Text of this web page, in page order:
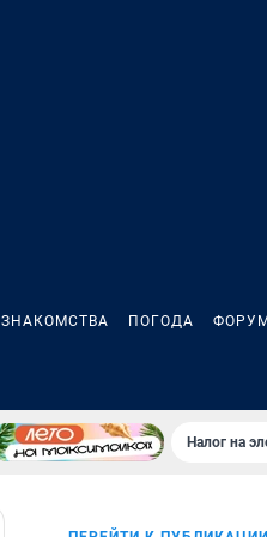
ЗНАКОМСТВА ПОГОДА
Налог на